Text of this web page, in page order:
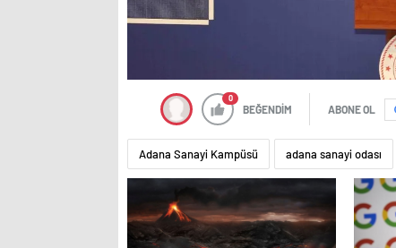
0
BEĞENDİM ABONE OL
Adana Sanayi Kampüsü adana sanayi odası